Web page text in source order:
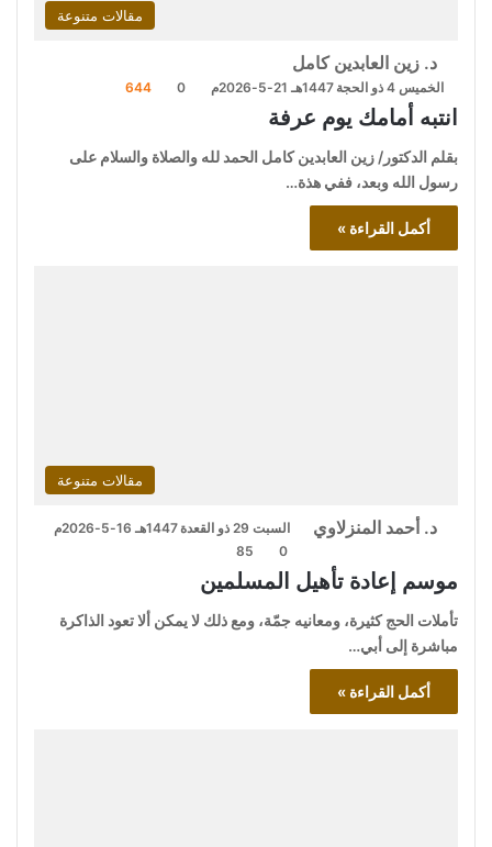
مقالات متنوعة
د. زين العابدين كامل
الخميس 4 ذو الحجة 1447هـ 21-5-2026م 0
644
انتبه أمامك يوم عرفة
بقلم الدكتور/ زين العابدين كامل الحمد لله والصلاة والسلام على
رسول الله وبعد، ففي هذة…
أكمل القراءة »
مقالات متنوعة
د. أحمد المنزلاوي
السبت 29 ذو القعدة 1447هـ 16-5-2026م
0
85
موسم إعادة تأهيل المسلمين
تأملات الحج كثيرة، ومعانيه جمّة، ومع ذلك لا يمكن ألا تعود الذاكرة
مباشرة إلى أبي…
أكمل القراءة »